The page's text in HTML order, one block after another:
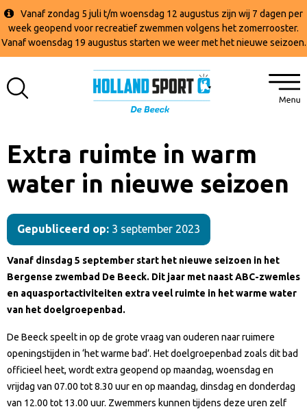
Vanaf zondag 5 juli t/m woensdag 12 augustus zijn wij 7 dagen per
week geopend voor recreatief zwemmen volgens het zomerrooster.
Vanaf woensdag 19 augustus starten we weer met het nieuwe seizoen.
Extra ruimte in warm
water in nieuwe seizoen
Gepubliceerd op: 3 september 2023
Vanaf dinsdag 5 september start het nieuwe seizoen in het
Bergense zwembad De Beeck. Dit jaar met naast ABC-zwemles
en aquasportactiviteiten extra veel ruimte in het warme water
van het doelgroepenbad.
De Beeck speelt in op de grote vraag van ouderen naar ruimere
openingstijden in ‘het warme bad’. Het doelgroepenbad zoals dit bad
officieel heet, wordt extra geopend op maandag, woensdag en
vrijdag van 07.00 tot 8.30 uur en op maandag, dinsdag en donderdag
van 12.00 tot 13.00 uur. Zwemmers kunnen tijdens deze uren zelf